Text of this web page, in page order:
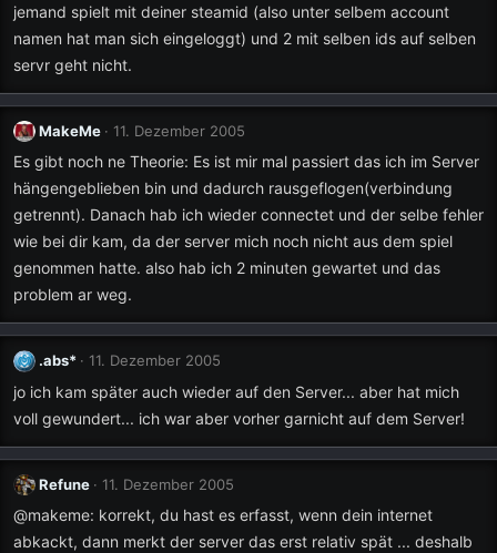
jemand spielt mit deiner steamid (also unter selbem account
namen hat man sich eingeloggt) und 2 mit selben ids auf selben
servr geht nicht.
MakeMe 11. Dezember 2005
Es gibt noch ne Theorie: Es ist mir mal passiert das ich im Server
hängengeblieben bin und dadurch rausgeflogen(verbindung
getrennt). Danach hab ich wieder connectet und der selbe fehler
wie bei dir kam, da der server mich noch nicht aus dem spiel
genommen hatte. also hab ich 2 minuten gewartet und das
problem ar weg.
.abs* 11. Dezember 2005
jo ich kam später auch wieder auf den Server... aber hat mich
voll gewundert... ich war aber vorher garnicht auf dem Server!
Refune 11. Dezember 2005
@makeme: korrekt, du hast es erfasst, wenn dein internet
abkackt, dann merkt der server das erst relativ spät ... deshalb